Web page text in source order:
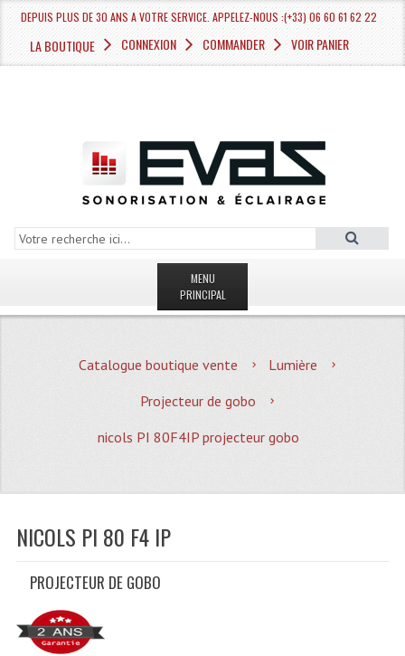
DEPUIS PLUS DE 30 ANS A VOTRE SERVICE. APPELEZ-NOUS :(+33) 06 60 61 62 22
LA BOUTIQUE CONNEXION COMMANDER VOIR PANIER
MENU
PRINCIPAL
MAGASIN
Quoi De Neuf?
Promotions
Recherche Avancée
Catalogue boutique vente
Lumière
Projecteur de gobo
nicols PI 80F4IP projecteur gobo
NICOLS PI 80 F4 IP
PROJECTEUR DE GOBO